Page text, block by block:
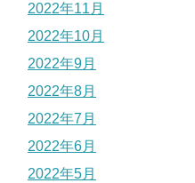
2022年11月
2022年10月
2022年9月
2022年8月
2022年7月
2022年6月
2022年5月